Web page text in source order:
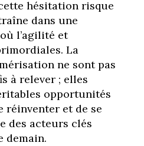
hésitation risque
dans une
l’agilité et
La
ne sont pas
à relever ; elles
opportunités
réinventer et de se
des acteurs clés
demain.